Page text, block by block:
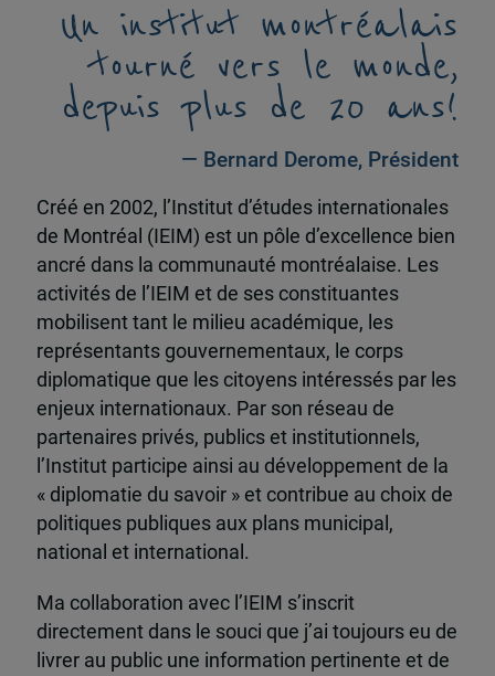
Un institut montréalais
tourné vers le monde,
depuis plus de 20 ans!
— Bernard Derome, Président
Créé en 2002, l’Institut d’études internationales
de Montréal (IEIM) est un pôle d’excellence bien
ancré dans la communauté montréalaise. Les
activités de l’IEIM et de ses constituantes
mobilisent tant le milieu académique, les
représentants gouvernementaux, le corps
diplomatique que les citoyens intéressés par les
enjeux internationaux. Par son réseau de
partenaires privés, publics et institutionnels,
l’Institut participe ainsi au développement de la
« diplomatie du savoir » et contribue au choix de
politiques publiques aux plans municipal,
national et international.
Ma collaboration avec l’IEIM s’inscrit
directement dans le souci que j’ai toujours eu de
livrer au public une information pertinente et de